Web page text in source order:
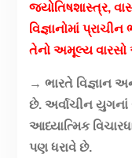
જ્યોતિષશાસ્ત્ર,
વિજ્ઞાનોમાં
તેનો અમૂલ્ય
→ ભારતે વિજ્ઞાન
છે. અર્વાચીન યુગનાં
આધ્યાત્મિક
પણ ધરાવે છે.